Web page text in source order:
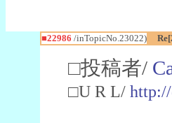
■22986 /inTopicNo.23022)
□投稿者/
□U R L/